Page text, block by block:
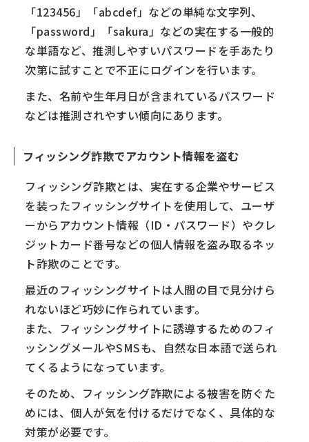
「123456」「abcdef」などの単純な文字列、
「password」「sakura」などの実在する一般的
な単語など、推測しやすいパスワードを手あたり
次第に試すことで不正にログインを行います。
また、名前や生年月日が含まれているパスワード
などは推測されやすい傾向にあります。
フィッシング詐欺でアカウント情報を盗む
フィッシング詐欺とは、実在する企業やサービス
を装ったフィッシングサイトを使用して、ユーザ
ーからアカウント情報（ID・パスワード）やクレ
ジットカード番号などの個人情報を盗み取るネッ
ト詐欺のことです。
最近のフィッシングサイトは人間の目で見分けら
れないほど巧妙に作られています。
また、フィッシングサイトに誘導するためのフィ
ッシングメールやSMSも、自然な日本語で送られ
てくるようになっています。
そのため、フィッシング詐欺による被害を防ぐた
めには、個人が気を付けるだけでなく、具体的な
対策が必要です。